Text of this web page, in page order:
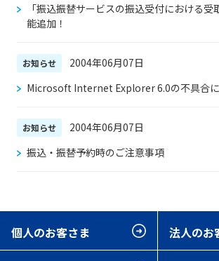
「振込振替サービスの振込受付における受
能追加！
お知らせ
2004年06月07日
Microsoft Internet Explorer 6.0の不具合
お知らせ
2004年06月07日
振込・振替予約時のご注意事項
個人のお客さま 法人のお